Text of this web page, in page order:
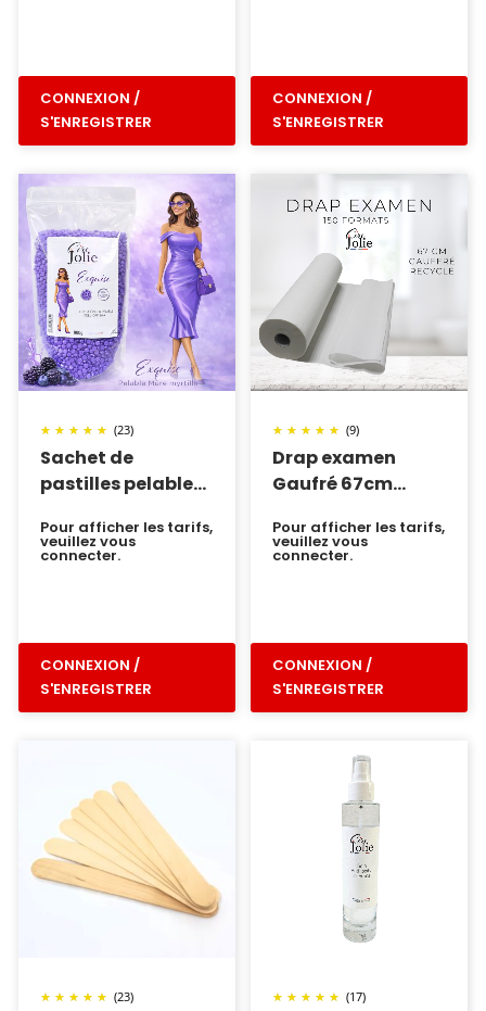
CONNEXION /
S'ENREGISTRER
CONNEXION /
S'ENREGISTRER
Sachet de
pastilles pelable
(23)
Pour afficher les tarifs,
veuillez vous
connecter.
CONNEXION /
S'ENREGISTRER
Drap examen
Gaufré 67cm
(9)
Pour afficher les tarifs,
veuillez vous
connecter.
CONNEXION /
S'ENREGISTRER
(23) (17)